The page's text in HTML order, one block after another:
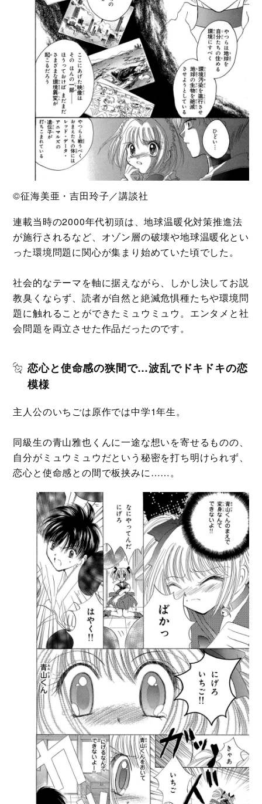
©征海美亜・吉田玲子／講談社
連載当時の2000年代初頭は、地球温暖化対策推進法
が施行されるなど、オゾン層の破壊や地球温暖化とい
った環境問題に関心が集まり始めていた頃でした。
社会的なテーマを軸に据えながら、しかし決してお説
教臭くならず、読者が自然と絶滅危惧種たちや環境問
題に触れることができたミュウミュウ。エンタメと社
会問題を両立させた作品だったのです。
恋心と使命感の狭間で…波乱でドキドキの恋
模様
主人公のいちごは原作では中学1年生。
同級生の青山雅也くんに一途な想いを寄せるものの、
自分がミュウミュウだという秘密を打ち明けられず、
恋心と使命感との間で板挟みに……。